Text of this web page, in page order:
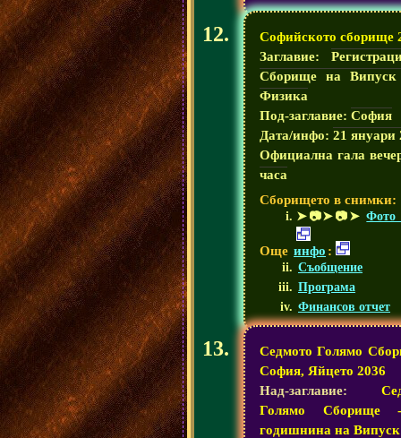
Софийското сборище
Заглавие:
Сборище на Випуск
Физика
Под-заглавие: София
Дата/инфо: 21 януари
Официална гала
часа
Сборището в снимки:
➤📷➤📷➤ Фото
Още инфо :
Съобщение
Програма
Финансов отчет
Седмото Голямо
София, Яйцето 2036
Над-заглавие:
Голямо Сборище
годишнина на Випуск